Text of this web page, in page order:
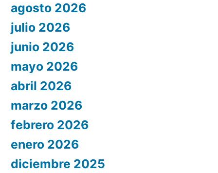
agosto 2026
julio 2026
junio 2026
mayo 2026
abril 2026
marzo 2026
febrero 2026
enero 2026
diciembre 2025